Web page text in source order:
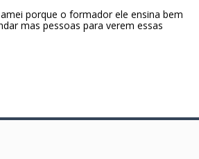
porque o formador ele ensina bem
mas pessoas para verem essas